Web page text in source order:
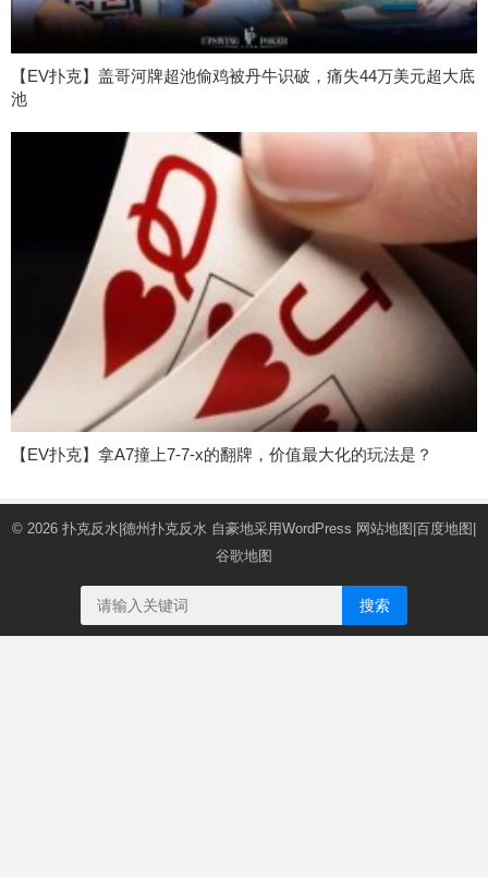
【EV扑克】盖哥河牌超池偷鸡被丹牛识破，痛失44万美元超大底
池
【EV扑克】拿A7撞上7-7-x的翻牌，价值最大化的玩法是？
© 2026 扑克反水|德州扑克反水 自豪地采用WordPress 网站地图|百度地图|
谷歌地图
搜索